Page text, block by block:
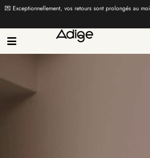
💌 Exceptionnellement, vos retours sont prolongés au